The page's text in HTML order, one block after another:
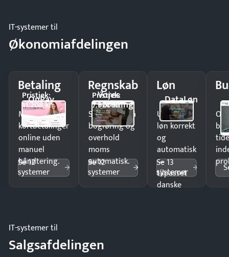
IT-systemer til
Økonomiafdelingen
Betaling
OnPay
Pristjek:
11.208 kr
Modtag
kortbetalinger
online uden
manuel
håndtering.
Se 12
systemer
Regnskab
Vores
Forening
Pristjek:
7.920 kr
Spar timer på
bogføring og
overhold
moms
automatisk.
Se 12
systemer
Løn
DataLøn
Udbetal
løn korrekt
og
automatisk
—
tilpasset
danske
Se 13
systemer
IT-systemer til
Salgsafdelingen